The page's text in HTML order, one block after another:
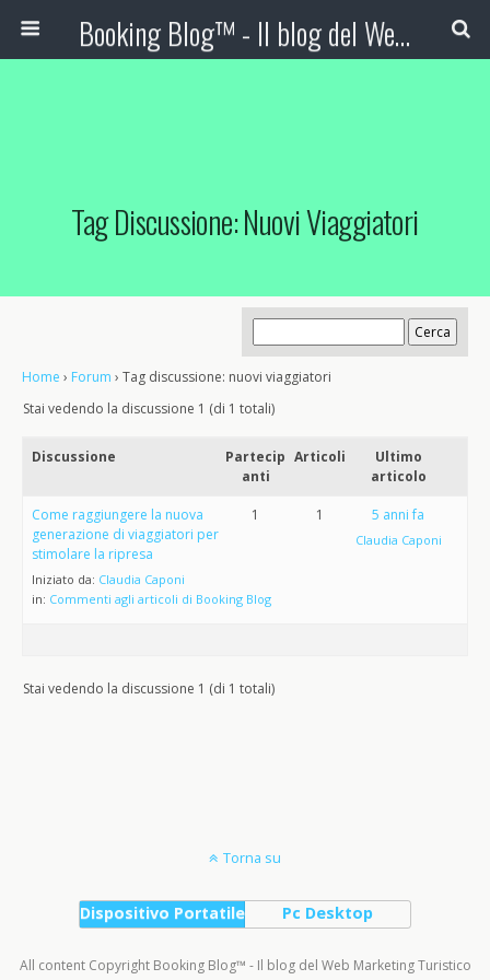
Booking Blog™ - Il blog del Web Marketing Turistico
Tag Discussione: Nuovi Viaggiatori
Home › Forum › Tag discussione: nuovi viaggiatori
Stai vedendo la discussione 1 (di 1 totali)
Discussione
Partecip
anti
Articoli
Ultimo
articolo
Come raggiungere la nuova
generazione di viaggiatori per
stimolare la ripresa
Iniziato da: Claudia Caponi
in: Commenti agli articoli di Booking Blog
1 1 5 anni fa
Claudia Caponi
Stai vedendo la discussione 1 (di 1 totali)
Torna su
Dispositivo Portatile Pc Desktop
All content Copyright Booking Blog™ - Il blog del Web Marketing Turistico